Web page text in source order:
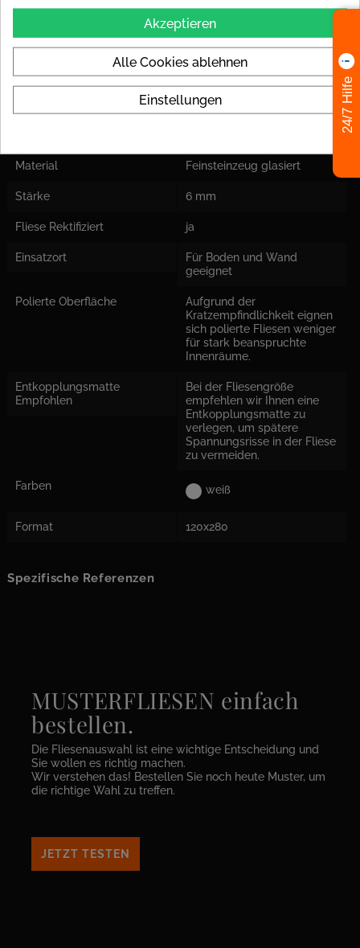
Gleich mitbestellen:Ultra Kleber– für ein perfektes Ergebnis
Material Feinsteinzeug glasiert
Stärke 6 mm
Fliese Rektifiziert ja
Einsatzort
Für Boden und Wand
geeignet
Polierte Oberfläche
Aufgrund der
Kratzempfindlichkeit eignen
sich polierte Fliesen weniger
für stark beanspruchte
Innenräume.
Entkopplungsmatte
Empfohlen
Bei der Fliesengröße
empfehlen wir Ihnen eine
Entkopplungsmatte zu
verlegen, um spätere
Spannungsrisse in der Fliese
zu vermeiden.
Farben weiß
Format 120x280
Spezifische Referenzen
MUSTERFLIESEN einfach
bestellen.
Die Fliesenauswahl ist eine wichtige Entscheidung und
Sie wollen es richtig machen.
Wir verstehen das! Bestellen Sie noch heute Muster, um
die richtige Wahl zu treffen.
JETZT TESTEN
Akzeptieren
Alle Cookies ablehnen
Einstellungen 24/7 Hilfe